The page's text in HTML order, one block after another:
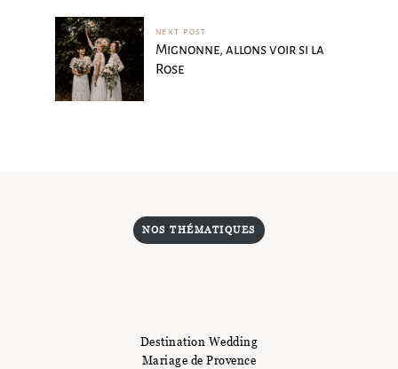
NEXT POST
Mignonne, allons voir si la
Rose
NOS THÉMATIQUES
Destination Wedding
Mariage de Provence